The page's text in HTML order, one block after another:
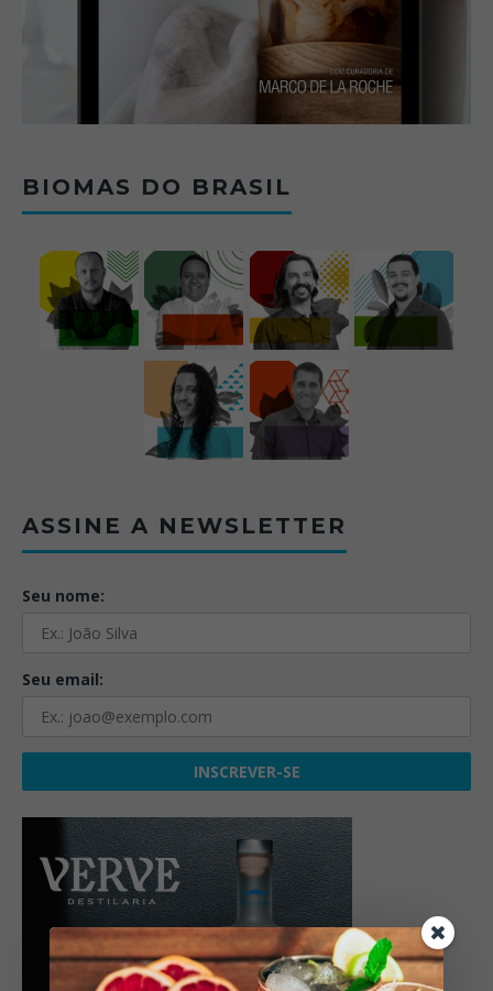
BIOMAS DO BRASIL
ASSINE A NEWSLETTER
Seu nome:
Seu email: